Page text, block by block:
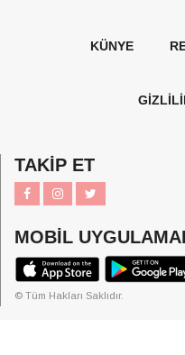
KÜNYE
TAKİP ET
MOBİL
© Tüm Hakları Saklıdır.